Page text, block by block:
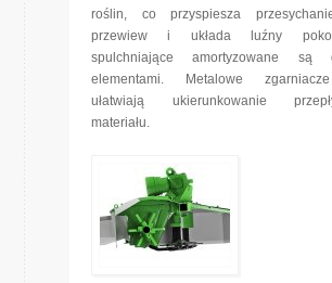
roślin, co przyspiesza
przewiew i układa luźny
spulchniające amortyzowane są
elementami. Metalowe
ułatwiają ukierunkowanie
materiału.